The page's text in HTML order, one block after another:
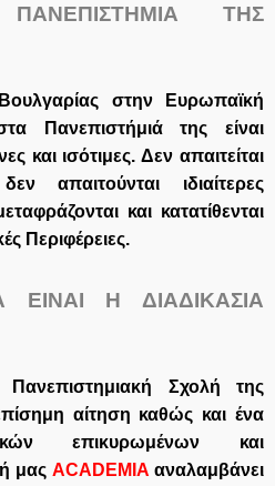
ΤΗΣ
στην Ευρωπαϊκή
Πανεπιστήμιά της είναι
και ισότιμες. Δεν απαιτείται
απαιτούνται ιδιαίτερες
και κατατίθενται
Περιφέρειες.
Η ΔΙΑΔΙΚΑΣΙΑ
Σχολή της
αίτηση καθώς και ένα
επικυρωμένων και
μας ACADEMIA αναλαμβάνει